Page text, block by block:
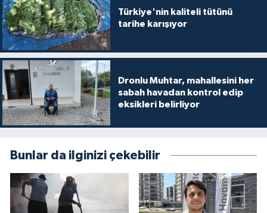
Türkiye'nin kaliteli tütünü
tarihe karışıyor
Dronlu Muhtar, mahallesini her
sabah havadan kontrol edip
eksikleri belirliyor
Bunlar da ilginizi çekebilir